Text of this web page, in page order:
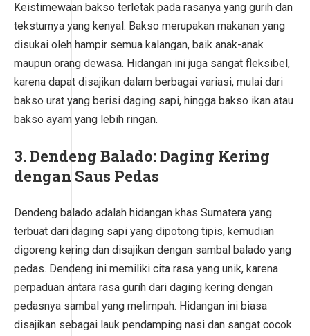
Keistimewaan bakso terletak pada rasanya yang gurih dan
teksturnya yang kenyal. Bakso merupakan makanan yang
disukai oleh hampir semua kalangan, baik anak-anak
maupun orang dewasa. Hidangan ini juga sangat fleksibel,
karena dapat disajikan dalam berbagai variasi, mulai dari
bakso urat yang berisi daging sapi, hingga bakso ikan atau
bakso ayam yang lebih ringan.
3. Dendeng Balado: Daging Kering
dengan Saus Pedas
Dendeng balado adalah hidangan khas Sumatera yang
terbuat dari daging sapi yang dipotong tipis, kemudian
digoreng kering dan disajikan dengan sambal balado yang
pedas. Dendeng ini memiliki cita rasa yang unik, karena
perpaduan antara rasa gurih dari daging kering dengan
pedasnya sambal yang melimpah. Hidangan ini biasa
disajikan sebagai lauk pendamping nasi dan sangat cocok